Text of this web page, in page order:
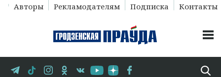
Авторы Рекламодателям Подписка Контакты